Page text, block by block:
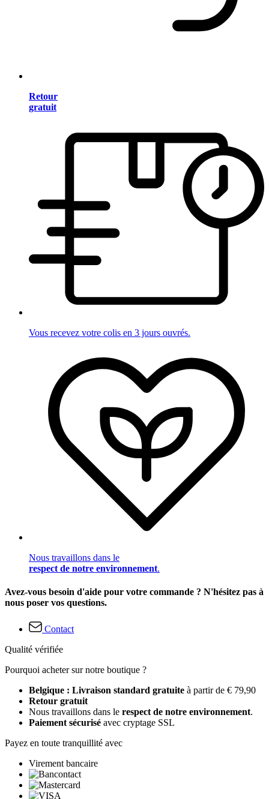
Retour
gratuit
Vous recevez votre colis en 3 jours ouvrés.
Nous travaillons dans le
respect de notre environnement.
Avez-vous besoin d'aide pour votre commande ? N'hésitez pas à
nous poser vos questions.
Contact
Qualité vérifiée
Pourquoi acheter sur notre boutique ?
Belgique : Livraison standard gratuite à partir de € 79,90
Retour gratuit
Nous travaillons dans le respect de notre environnement.
Paiement sécurisé avec cryptage SSL
Payez en toute tranquillité avec
Virement bancaire